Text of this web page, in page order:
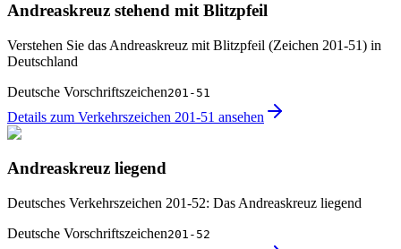
Andreaskreuz stehend mit Blitzpfeil
Verstehen Sie das Andreaskreuz mit Blitzpfeil (Zeichen 201-51) in
Deutschland
Deutsche Vorschriftszeichen201-51
Details zum Verkehrszeichen 201-51 ansehen
Andreaskreuz liegend
Deutsches Verkehrszeichen 201-52: Das Andreaskreuz liegend
Deutsche Vorschriftszeichen201-52